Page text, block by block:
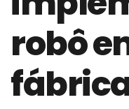
O
As
materiais
A próxima
modelo de
A IA
robô